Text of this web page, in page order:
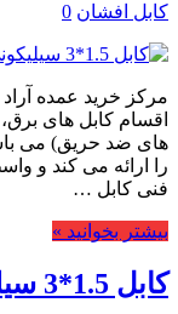
کابل افشان 0
مرکز خرید عمده
های ضد حریق) می
را ارائه می کند و
فنی کابل …
بیشتر بخوانید »
کابل 1.5*3 سیلیکونی بهترین قیمت بازار